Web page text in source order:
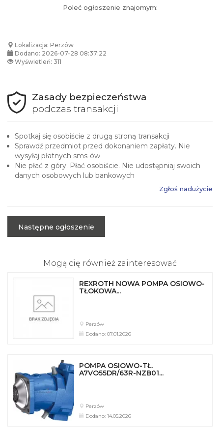
Poleć ogłoszenie znajomym:
Lokalizacja: Perzów
Dodano: 2026-07-28 08:37:22
Wyświetleń: 311
Zasady bezpieczeństwa
podczas transakcji
Spotkaj się osobiście z drugą stroną transakcji
Sprawdź przedmiot przed dokonaniem zapłaty. Nie
wysyłaj płatnych sms-ów
Nie płać z góry. Płać osobiście. Nie udostępniaj swoich
danych osobowych lub bankowych
Zgłoś nadużycie
Następne ogłoszenie
Mogą cię również zainteresować
REXROTH NOWA POMPA OSIOWO-
TŁOKOWA...
Perzów
Dodano: 07.01.2026
POMPA OSIOWO-TŁ.
A7VO55DR/63R-NZB01...
Perzów
Dodano: 14.05.2026